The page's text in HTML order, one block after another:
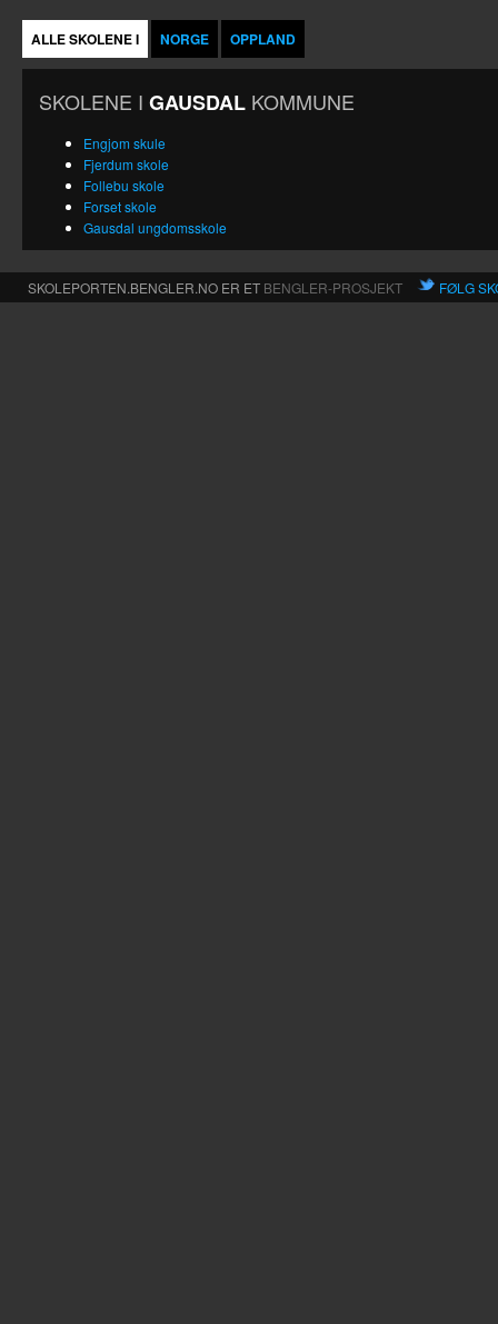
ALLE SKOLENE I NORGE OPPLAND
SKOLENE I GAUSDAL KOMMUNE
Engjom skule
Fjerdum skole
Follebu skole
Forset skole
Gausdal ungdomsskole
SKOLEPORTEN.BENGLER.NO ER ET BENGLER-PROSJEKT FØLG